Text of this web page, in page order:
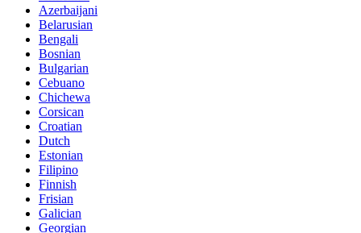
Azerbaijani
Belarusian
Bengali
Bosnian
Bulgarian
Cebuano
Chichewa
Corsican
Croatian
Dutch
Estonian
Filipino
Finnish
Frisian
Galician
Georgian